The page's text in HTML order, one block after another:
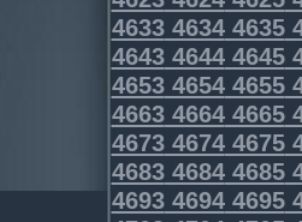
463346344635
464346444645
465346544655
466346644665
467346744675
468346844685
469346944695